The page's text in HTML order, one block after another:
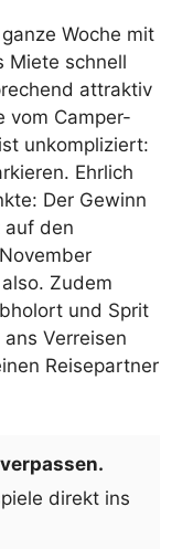
Woche mit
Miete schnell
attraktiv
vom Camper-
unkompliziert:
Ehrlich
Der Gewinn
auf den
Zudem
und Sprit
Verreisen
Reisepartner
direkt ins